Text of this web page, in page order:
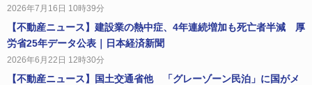
2026年7月16日 10時39分
【不動産ニュース】建設業の熱中症、4年連続増加も死亡者半減 厚
労省25年データ公表｜日本経済新聞
2026年6月22日 12時30分
【不動産ニュース】国土交通省他 「グレーゾーン民泊」に国がメ